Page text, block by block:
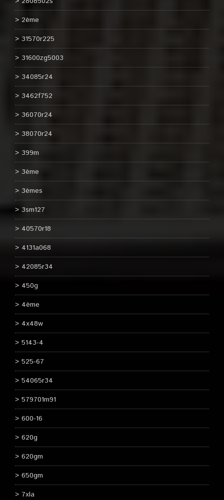
2ème
31570r225
31600zg5003
34085r24
3462f752
36070r24
38070r24
399m
3ème
3èmes
3sm127
40570r18
4131a068
42085r34
450g
4ème
4x48w
5143-4
525-67
54065r34
579701m91
600-16
620g
620gm
650gm
7xla